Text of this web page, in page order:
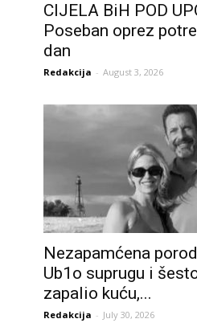
CIJELA BiH POD
Poseban oprez
dan
Redakcija - August 3, 2026
Nezapamćena
Ub1o suprugu i
zapalio kuću,...
Redakcija - July 30, 2026